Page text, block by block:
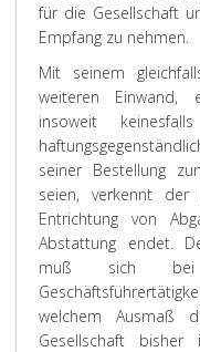
für die Gesellschaft
Empfang zu nehmen.
Mit seinem
weiteren Einwand,
insoweit
seiner Bestellung
seien, verkennt
Entrichtung von
Abstattung endet.
muß sich bei
welchem Ausmaß
Gesellschaft bisher